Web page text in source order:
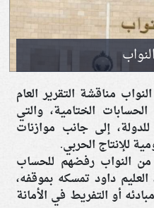
مناقشة التقرير العام
الختامية، والتي
إلى جانب موازنات
للإنتاج الحربي.
النواب رفضهم للحساب
داود تمسكه بموقفه،
أو التفريط في الأمانة